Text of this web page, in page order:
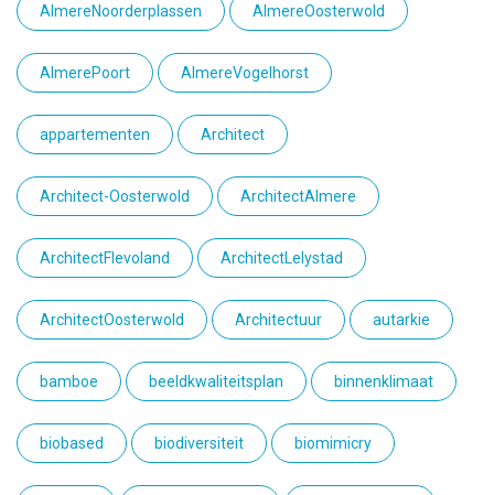
AlmereNoorderplassen AlmereOosterwold
AlmerePoort AlmereVogelhorst
appartementen Architect
Architect-Oosterwold ArchitectAlmere
ArchitectFlevoland ArchitectLelystad
ArchitectOosterwold Architectuur autarkie
bamboe beeldkwaliteitsplan binnenklimaat
biobased biodiversiteit biomimicry